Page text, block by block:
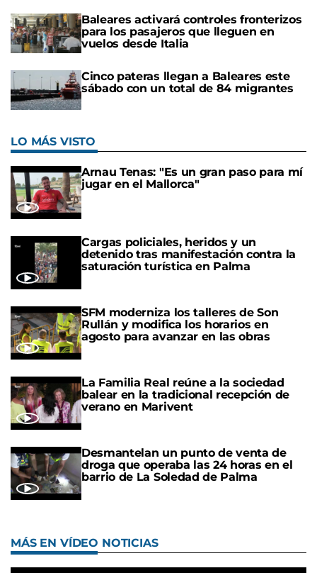
Baleares activará controles fronterizos
para los pasajeros que lleguen en
vuelos desde Italia
Cinco pateras llegan a Baleares este
sábado con un total de 84 migrantes
LO MÁS VISTO
Arnau Tenas: "Es un gran paso para mí
jugar en el Mallorca"
Cargas policiales, heridos y un
detenido tras manifestación contra la
saturación turística en Palma
SFM moderniza los talleres de Son
Rullán y modifica los horarios en
agosto para avanzar en las obras
La Familia Real reúne a la sociedad
balear en la tradicional recepción de
verano en Marivent
Desmantelan un punto de venta de
droga que operaba las 24 horas en el
barrio de La Soledad de Palma
MÁS EN VÍDEO NOTICIAS